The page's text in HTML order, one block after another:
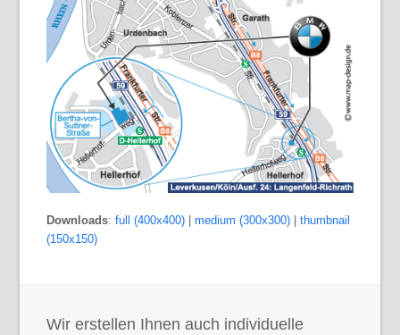
Downloads:full (400x400) |medium (300x300) |thumbnail
(150x150)
Wir erstellen Ihnen auch individuelle